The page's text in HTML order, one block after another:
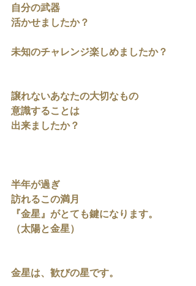
自分の武器
活かせましたか？
未知のチャレンジ楽しめましたか？
譲れないあなたの大切なもの
意識することは
出来ましたか？
半年が過ぎ
訪れるこの満月
『金星』がとても鍵になります。
（太陽と金星）
金星は、歓びの星です。